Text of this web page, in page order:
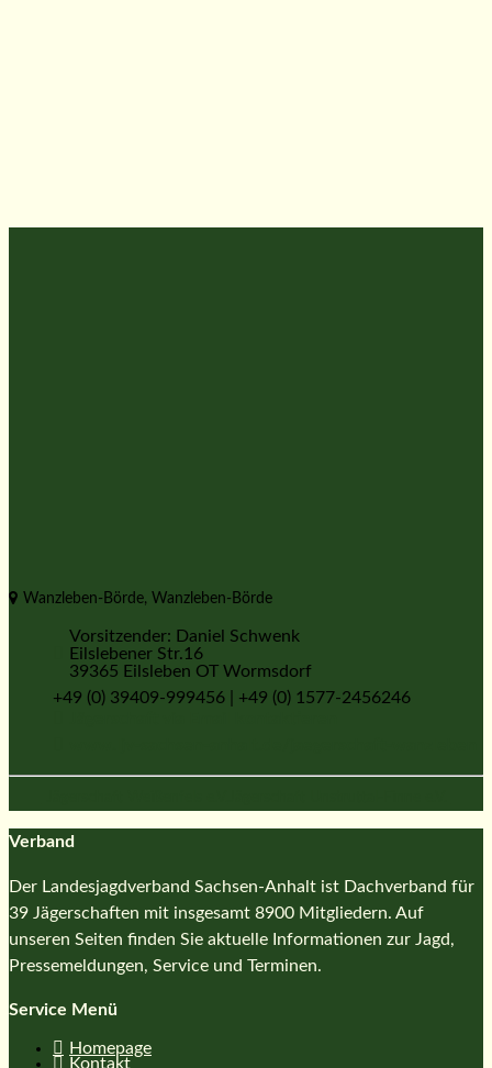
Wanzleben-Börde, Wanzleben-Börde
Vorsitzender: Daniel Schwenk
Eilslebener Str.16
39365 Eilsleben OT Wormsdorf
+49 (0) 39409-999456 | +49 (0) 1577-2456246
Verband
Der Landesjagdverband Sachsen-Anhalt ist Dachverband für
39 Jägerschaften mit insgesamt 8900 Mitgliedern. Auf
unseren Seiten finden Sie aktuelle Informationen zur Jagd,
Pressemeldungen, Service und Terminen.
Service Menü
Homepage
Kontakt